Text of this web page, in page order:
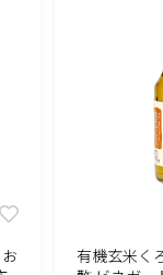
有機玄米く